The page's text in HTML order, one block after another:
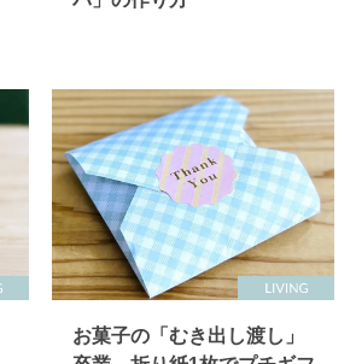
お菓子の「むき出し渡し」